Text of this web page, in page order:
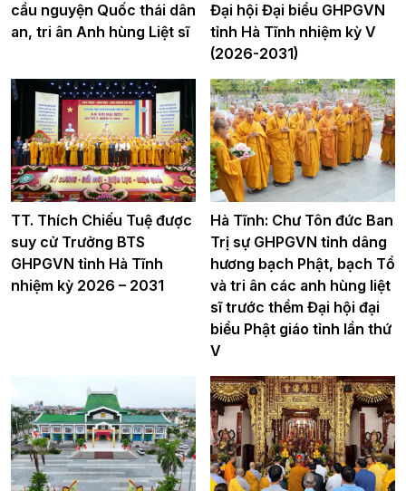
cầu nguyện Quốc thái dân
an, tri ân Anh hùng Liệt sĩ
Đại hội Đại biểu GHPGVN
tỉnh Hà Tĩnh nhiệm kỳ V
(2026-2031)
TT. Thích Chiếu Tuệ được
suy cử Trưởng BTS
GHPGVN tỉnh Hà Tĩnh
nhiệm kỳ 2026 – 2031
Hà Tĩnh: Chư Tôn đức Ban
Trị sự GHPGVN tỉnh dâng
hương bạch Phật, bạch Tổ
và tri ân các anh hùng liệt
sĩ trước thềm Đại hội đại
biểu Phật giáo tỉnh lần thứ
V